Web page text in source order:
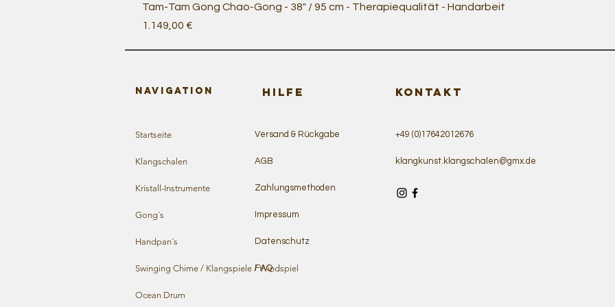
Schnellansicht
Tam-Tam Gong Chao-Gong - 38" / 95 cm - Therapiequalität - Handarbeit
Preis
1.149,00 €
Navigation HILFE
Startseite
Klangschalen
Kristall-Instrumente
Gong´s
Handpan´s
Swinging Chime / Klangspiele / Windspiel
Ocean Drum
Versand & Rückgabe
AGB
Zahlungsmethoden
Impressum
Datenschutz
FAQ
KONTAKT
+49 (0)17642012676
klangkunst.klangschalen@gmx.de